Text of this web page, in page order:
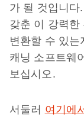
가 될 것입니다
갖춘 이 강력한
변환할 수 있
캐닝 소프트웨
보십시오.
서둘러 여기에